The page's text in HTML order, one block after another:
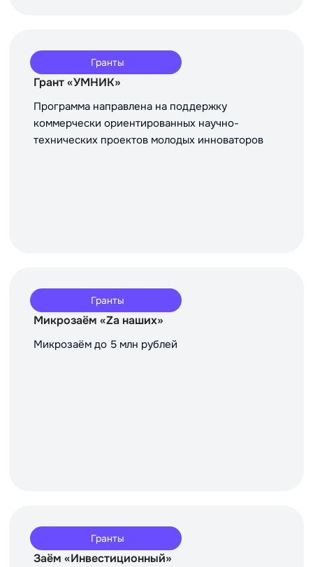
Гранты
Грант «УМНИК»
Программа направлена на поддержку
коммерчески ориентированных научно-
технических проектов молодых инноваторов
Гранты
Микрозаём «Za наших»
Микрозаём до 5 млн рублей
Гранты
Заём «Инвестиционный»